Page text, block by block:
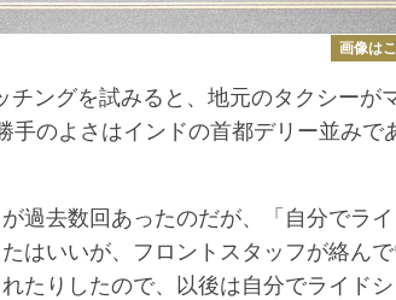
画像は
ングを試みると、地元のタクシーが
手のよさはインドの首都デリー並みで
過去数回あったのだが、「自分でラ
はいいが、フロントスタッフが絡ん
たりしたので、以後は自分でライド